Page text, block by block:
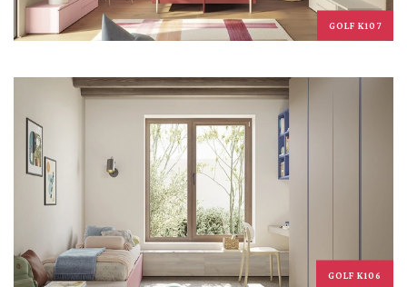
GOLF K107
GOLF K106